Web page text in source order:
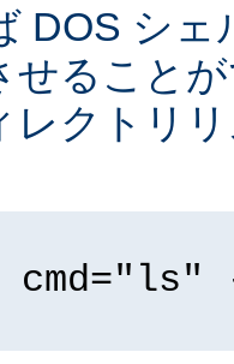
DOS シェ
せること
レクトリ
cmd="ls"